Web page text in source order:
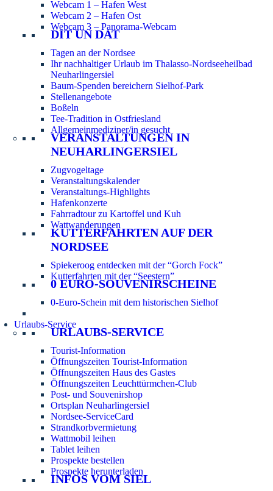
Webcam 1 – Hafen West
Webcam 2 – Hafen Ost
Webcam 3 – Panorama-Webcam
DIT UN DAT
Tagen an der Nordsee
Ihr nachhaltiger Urlaub im Thalasso-Nordseeheilbad
Neuharlingersiel
Baum-Spenden bereichern Sielhof-Park
Stellenangebote
Boßeln
Tee-Tradition in Ostfriesland
Allgemeinmediziner/in gesucht
VERANSTALTUNGEN IN
NEUHARLINGERSIEL
Zugvogeltage
Veranstaltungskalender
Veranstaltungs-Highlights
Hafenkonzerte
Fahrradtour zu Kartoffel und Kuh
Wattwanderungen
KUTTERFAHRTEN AUF DER
NORDSEE
Spiekeroog entdecken mit der “Gorch Fock”
Kutterfahrten mit der “Seestern”
0 EURO-SOUVENIRSCHEINE
0-Euro-Schein mit dem historischen Sielhof
Urlaubs-Service
URLAUBS-SERVICE
Tourist-Information
Öffnungszeiten Tourist-Information
Öffnungszeiten Haus des Gastes
Öffnungszeiten Leuchttürmchen-Club
Post- und Souvenirshop
Ortsplan Neuharlingersiel
Nordsee-ServiceCard
Strandkorbvermietung
Wattmobil leihen
Tablet leihen
Prospekte bestellen
Prospekte herunterladen
INFOS VOM SIEL